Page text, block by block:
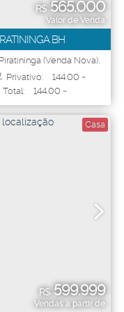
R$565.000
Valor de Venda
BH
Piratininga (Venda Nova),
Privativo: 144.00 ~
Total: 144.00 ~
169.00m²
Casa
R$599.999
Vendas a partir de